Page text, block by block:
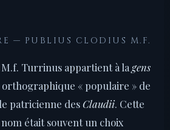
— PUBLIUS CLODIUS M.F.
Turrinus appartient à la gens
« populaire » de
patricienne desClaudii. Cette
était souvent un choix